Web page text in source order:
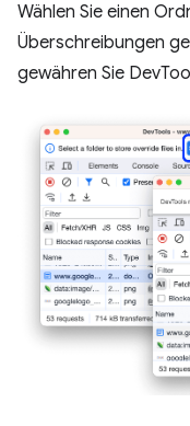
Wählen Sie einen
Überschreibungen
gewähren Sie